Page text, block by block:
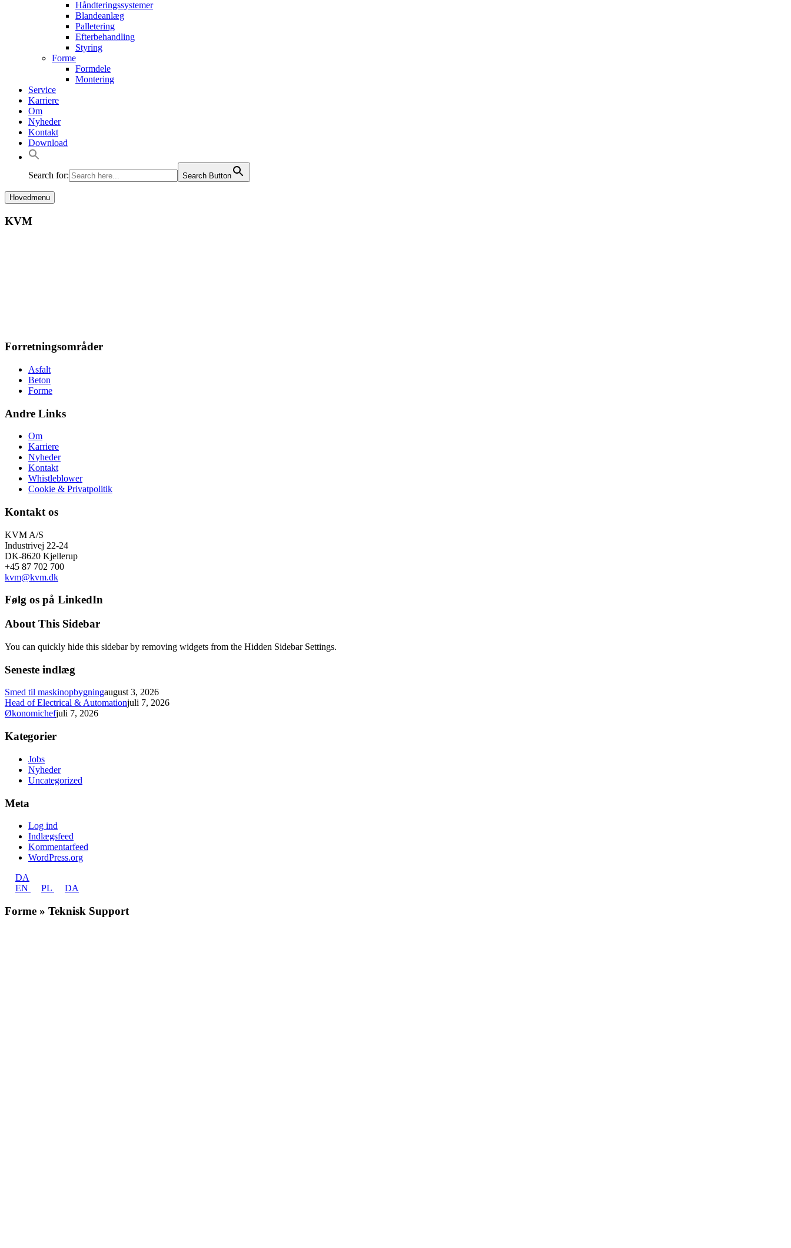
Håndteringssystemer
Blandeanlæg
Palletering
Efterbehandling
Styring
Forme
Formdele
Montering
Service
Karriere
Om
Nyheder
Kontakt
Download
Search for: Search Button
Hovedmenu
KVM
Forretningsområder
Asfalt
Beton
Forme
Andre Links
Om
Karriere
Nyheder
Kontakt
Whistleblower
Cookie & Privatpolitik
Kontakt os
KVM A/S
Industrivej 22-24
DK-8620 Kjellerup
+45 87 702 700
kvm@kvm.dk
Følg os på LinkedIn
About This Sidebar
You can quickly hide this sidebar by removing widgets from the Hidden Sidebar Settings.
Seneste indlæg
Smed til maskinopbygningaugust 3, 2026
Head of Electrical & Automationjuli 7, 2026
Økonomichefjuli 7, 2026
Kategorier
Jobs
Nyheder
Uncategorized
Meta
Log ind
Indlægsfeed
Kommentarfeed
WordPress.org
DA
EN
PL DA
Forme » Teknisk Support